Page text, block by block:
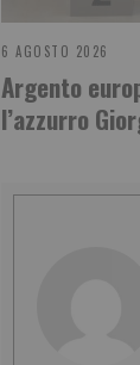
6 AGOSTO 2026
Argento
l’azzurro